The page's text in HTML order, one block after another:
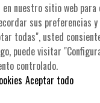
nuestro sitio web
sus preferencias
todas", usted
puede visitar
controlado.
Aceptar todo